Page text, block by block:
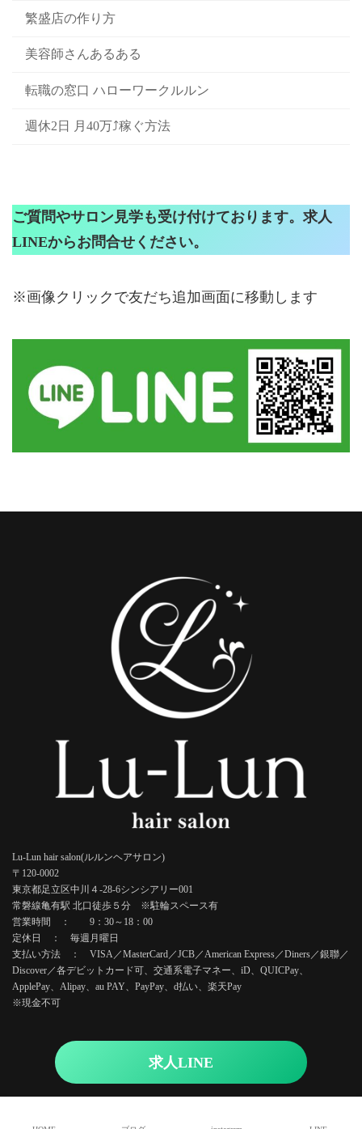
繁盛店の作り方
美容師さんあるある
転職の窓口 ハローワークルルン
週休2日 月40万⤴稼ぐ方法
ご質問やサロン見学も受け付けております。求人
LINEからお問合せください。
※画像クリックで友だち追加画面に移動します
Lu-Lun hair salon(ルルンヘアサロン)
〒120-0002
東京都足立区中川４-28-6シンシアリー001
常磐線亀有駅 北口徒歩５分 ※駐輪スペース有
営業時間 ： 9：30～18：00
定休日 ： 毎週月曜日
支払い方法 ： VISA／MasterCard／JCB／American Express／Diners／銀聯／
Discover／各デビットカード可、交通系電子マネー、iD、QUICPay、
ApplePay、Alipay、au PAY、PayPay、d払い、楽天Pay
※現金不可
求人LINE